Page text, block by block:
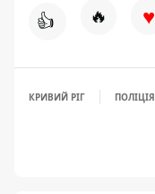
👍 🔥 ♥
КРИВИЙ РІГ ПОЛІЦІЯ